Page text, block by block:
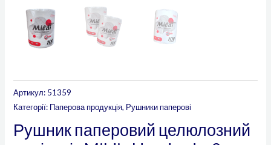
Артикул: 51359
Категорії: Паперова продукція, Рушники паперові
Рушник паперовий целюлозний
рул.уп.
кількість